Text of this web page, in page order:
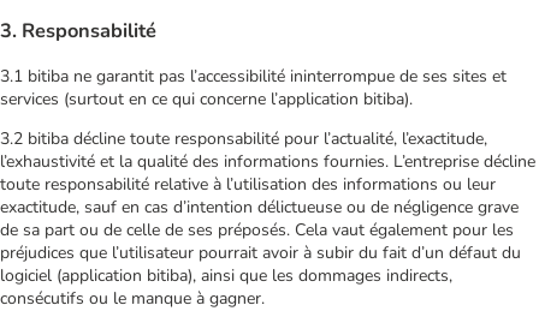
3. Responsabilité
3.1 bitiba ne garantit pas l’accessibilité ininterrompue de ses sites et
services (surtout en ce qui concerne l’application bitiba).
3.2 bitiba décline toute responsabilité pour l’actualité, l’exactitude,
l’exhaustivité et la qualité des informations fournies. L’entreprise décline
toute responsabilité relative à l’utilisation des informations ou leur
exactitude, sauf en cas d’intention délictueuse ou de négligence grave
de sa part ou de celle de ses préposés. Cela vaut également pour les
préjudices que l’utilisateur pourrait avoir à subir du fait d’un défaut du
logiciel (application bitiba), ainsi que les dommages indirects,
consécutifs ou le manque à gagner.